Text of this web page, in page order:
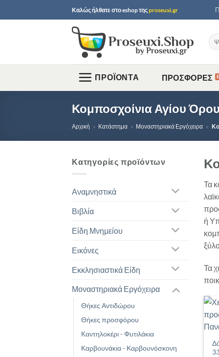
στο
Καλώς ήλθατε στοeshopτηςproseuxi.gr
για:
ΠΡΟΪΟΝΤΑ ΠΡΟΣΦΟΡΕΣ
Κομποσχοίνια Αγίου
Αρχική » Κατάστημα » Μοναστηριακά Εργόχειρα »
Κατηγορίες προϊόντων
Αναμνηστικά
Βιβλία
Είδη Μνημείου
Εικόνες
Εκκλησιαστικά Είδη
Μοναστηριακά Εργόχειρα
Θήκες Αντιδώρου
Θήκες προσφόρου
Καντηλοκέρι - Φυτιλάκια
Καρβουνάκια - Καρβουνόσκονη
Τα
ή
Τα